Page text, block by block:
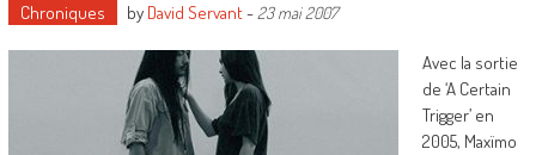
Chroniques by David Servant- 23 mai 2007
Avec la sortie
de ‘A Certain
Trigger’ en
2005, Maxïmo